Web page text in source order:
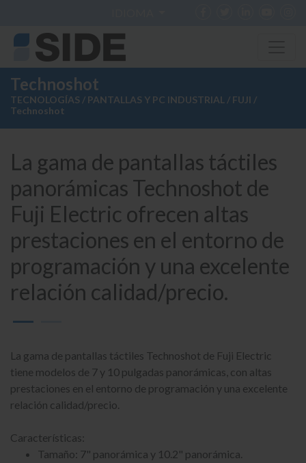
Technoshot
TECNOLOGÍAS / PANTALLAS Y PC INDUSTRIAL / FUJI /
Technoshot
La gama de pantallas táctiles
panorámicas Technoshot de
Fuji Electric ofrecen altas
prestaciones en el entorno de
programación y una excelente
relación calidad/precio.
La gama de pantallas táctiles Technoshot de Fuji Electric
tiene modelos de 7 y 10 pulgadas panorámicas, con altas
prestaciones en el entorno de programación y una excelente
relación calidad/precio.
Características:
Tamaño: 7" panorámica y 10.2" panorámica.